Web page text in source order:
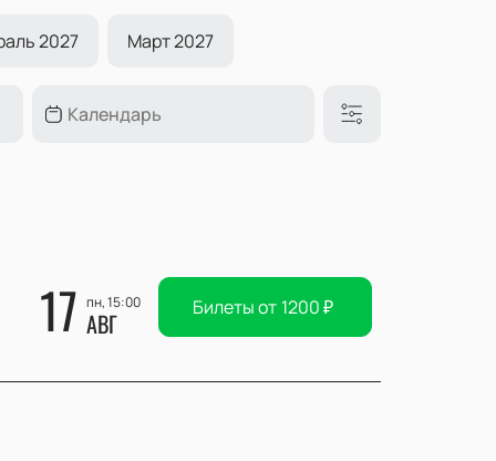
2027 Март 2027
17 пн, 15:00
АВГ Билеты от 1200₽